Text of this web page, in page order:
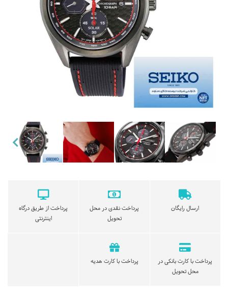
ارسال رایگان
پرداخت نقدی در محل
تحویل
پرداخت از طریق درگاه
اینترنتی
پرداخت با کارت بانکی در
محل تحویل
پرداخت با کارت هدیه